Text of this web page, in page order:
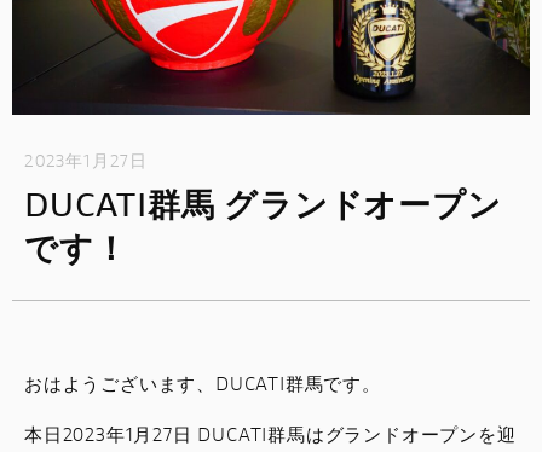
2023年1月27日
DUCATI群馬 グランドオープン
です！
おはようございます、DUCATI群馬です。
本日2023年1月27日 DUCATI群馬はグランドオープンを迎